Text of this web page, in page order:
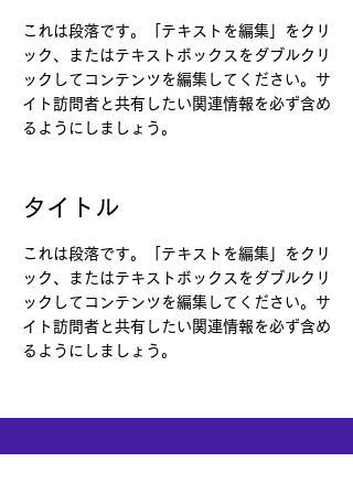
これは段落です。「テキストを編集」をクリ
ック、またはテキストボックスをダブルクリ
ックしてコンテンツを編集してください。サ
イト訪問者と共有したい関連情報を必ず含め
るようにしましょう。
タイトル
これは段落です。「テキストを編集」をクリ
ック、またはテキストボックスをダブルクリ
ックしてコンテンツを編集してください。サ
イト訪問者と共有したい関連情報を必ず含め
るようにしましょう。